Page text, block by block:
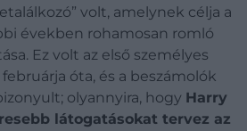
volt, amelynek célja a
években rohamosan romló
Ez volt az első személyes
óta, és a beszámolók
olyannyira, hogy Harry
látogatásokat tervez az